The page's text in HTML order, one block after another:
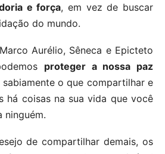
e força, em vez de buscar
do mundo.
Aurélio, Sêneca e Epicteto
proteger a nossa paz
o que compartilhar e
há coisas na sua vida que você
ninguém.
de compartilhar demais, os